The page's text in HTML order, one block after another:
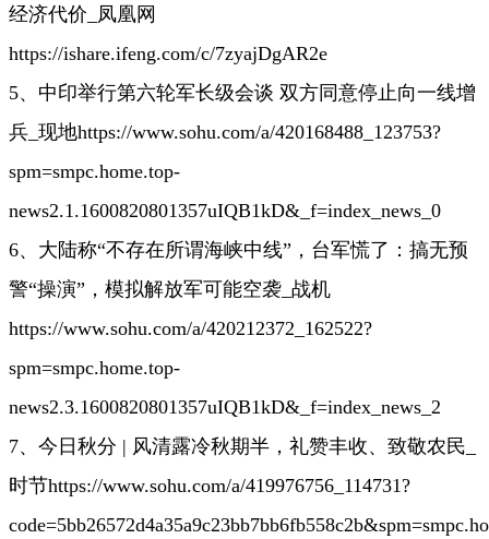
经济代价_凤凰网
https://ishare.ifeng.com/c/7zyajDgAR2e
5、中印举行第六轮军长级会谈 双方同意停止向一线增
兵_现地https://www.sohu.com/a/420168488_123753?
spm=smpc.home.top-
news2.1.1600820801357uIQB1kD&_f=index_news_0
6、大陆称“不存在所谓海峡中线”，台军慌了：搞无预
警“操演”，模拟解放军可能空袭_战机
https://www.sohu.com/a/420212372_162522?
spm=smpc.home.top-
news2.3.1600820801357uIQB1kD&_f=index_news_2
7、今日秋分 | 风清露冷秋期半，礼赞丰收、致敬农民_
时节https://www.sohu.com/a/419976756_114731?